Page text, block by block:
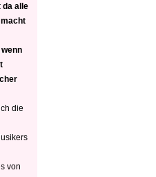
da alle
die
von